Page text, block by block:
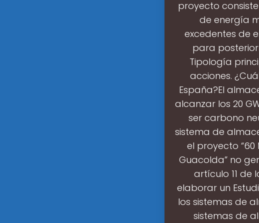
proyecto
de energía
excedentes de
para
Tipología
acciones.
España?El
alcanzar los 20
ser carbono
sistema de
el proyecto “60
Guacolda” no
artículo 11 de
elaborar un
los sistemas de
sistemas de